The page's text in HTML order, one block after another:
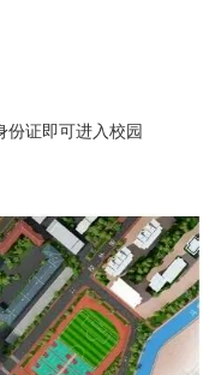
份证即可进入校园